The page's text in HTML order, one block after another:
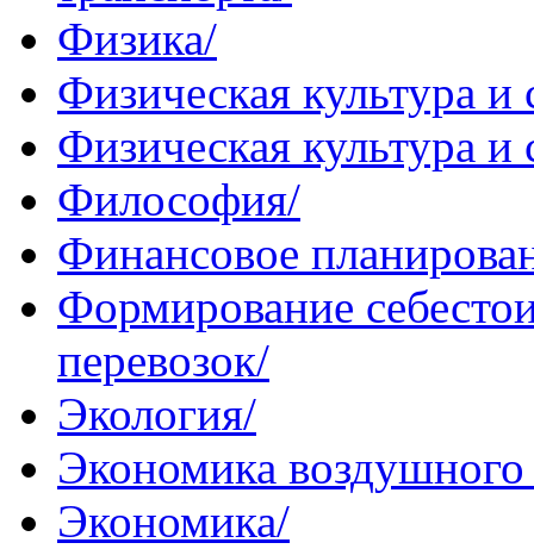
Физика/
Физическая культура
Физическая культура и
Философия/
Финансовое
Формирование
перевозок/
Экология/
Экономика воздушного
Экономика/